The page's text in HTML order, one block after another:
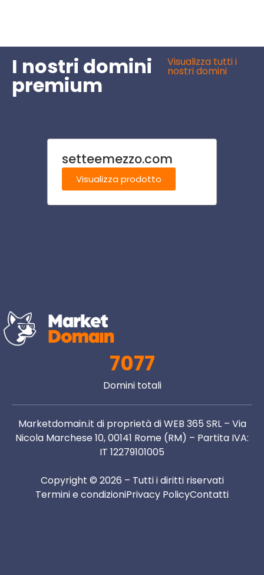
I nostri domini
premium
Visualizza tutti i
nostri domini
setteemezzo.com
Visualizza prodotto
7077
Domini totali
Marketdomain.it di proprietà di WEB 365 SRL – Via
Nicola Marchese 10, 00141 Rome (RM) – Partita IVA:
IT 12279101005
Copyright © 2026 – Tutti i diritti riservati
Termini e condizioniPrivacy PolicyContatti